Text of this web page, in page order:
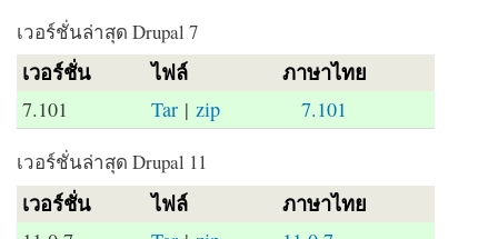
เวอร์ชั่นล่าสุด Drupal 7
เวอร์ชั่น ไฟล์ ภาษาไทย
7.101 Tar |zip 7.101
เวอร์ชั่นล่าสุด Drupal 11
เวอร์ชั่น ไฟล์ ภาษาไทย